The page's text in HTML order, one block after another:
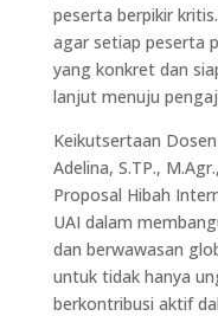
peserta berpikir
agar setiap peserta
yang konkret dan
lanjut menuju
Keikutsertaan
Adelina, S.TP.,
Proposal Hibah
UAI dalam
dan berwawasan
untuk tidak hanya
berkontribusi aktif